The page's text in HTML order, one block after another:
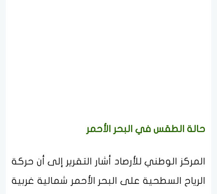
حالة الطقس في البحر الأحمر
المركز الوطني للأرصاد أشار التقرير إلى أن حركة
الرياح السطحية على البحر الأحمر شمالية غربية